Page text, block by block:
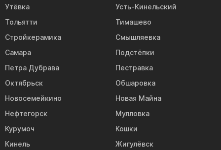
Утёвка
Усть-Кинельский
Тольятти
Тимашево
Стройкерамика
Смышляевка
Самара
Подстёпки
Петра Дубрава
Пестравка
Октябрьск
Обшаровка
Новосемейкино
Новая Майна
Нефтегорск
Мулловка
Курумоч
Кошки
Кинель
Жигулёвск